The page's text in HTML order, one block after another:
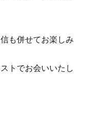
も併せてお楽しみ
トでお会いいたし